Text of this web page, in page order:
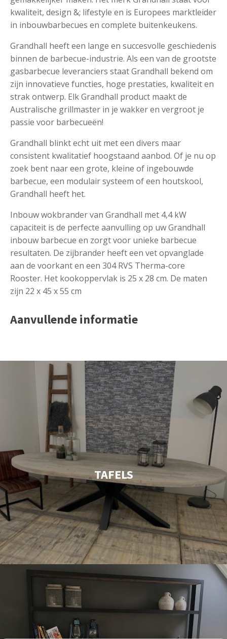
kwaliteit, design &; lifestyle en is Europees marktleider
in inbouwbarbecues en complete buitenkeukens.
Grandhall heeft een lange en succesvolle geschiedenis
binnen de barbecue-industrie. Als een van de grootste
gasbarbecue leveranciers staat Grandhall bekend om
zijn innovatieve functies, hoge prestaties, kwaliteit en
strak ontwerp. Elk Grandhall product maakt de
Australische grillmaster in je wakker en vergroot je
passie voor barbecueën!
Grandhall blinkt echt uit met een divers maar
consistent kwalitatief hoogstaand aanbod. Of je nu op
zoek bent naar een grote, kleine of ingebouwde
barbecue, een modulair systeem of een houtskool,
Grandhall heeft het.
Inbouw wokbrander van Grandhall met 4,4 kW
capaciteit is de perfecte aanvulling op uw Grandhall
inbouw barbecue en zorgt voor unieke barbecue
resultaten. De zijbrander heeft een vet opvanglade
aan de voorkant en een 304 RVS Therma-core
Rooster. Het kookoppervlak is 25 x 28 cm. De maten
zijn 22 x 45 x 55 cm
Aanvullende informatie
TAFELS